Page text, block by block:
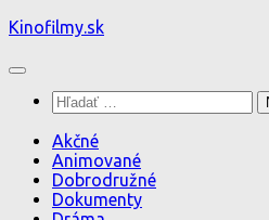
Preskočiť
obsah
Kinofilmy.sk
Hľadať:
Akčné
Animované
Dobrodružné
Dokumenty